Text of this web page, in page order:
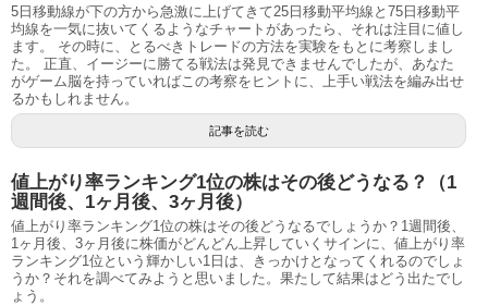
5日移動線が下の方から急激に上げてきて25日移動平均線と75日移動平
均線を一気に抜いてくるようなチャートがあったら、それは注目に値し
ます。 その時に、とるべきトレードの方法を実験をもとに考察しまし
た。 正直、イージーに勝てる戦法は発見できませんでしたが、あなた
がゲーム脳を持っていればこの考察をヒントに、上手い戦法を編み出せ
るかもしれません。
記事を読む
値上がり率ランキング1位の株はその後どうなる？（1
週間後、1ヶ月後、3ヶ月後）
値上がり率ランキング1位の株はその後どうなるでしょうか？1週間後、
1ヶ月後、3ヶ月後に株価がどんどん上昇していくサインに、値上がり率
ランキング1位という輝かしい1日は、きっかけとなってくれるのでしょ
うか？それを調べてみようと思いました。果たして結果はどう出たでし
ょう。